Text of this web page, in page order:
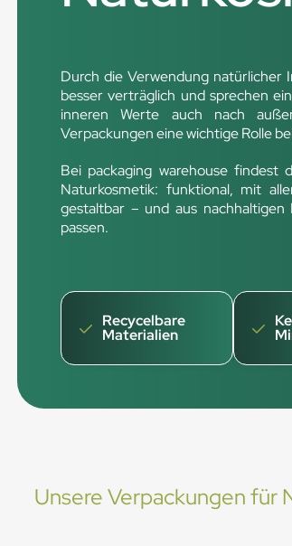
Durch die Verwendung
besser verträglich und sprechen
inneren Werte auch nach
Verpackungen eine wichtige Rolle
Bei packaging warehouse findest
Naturkosmetik: funktional, mit
gestaltbar – und aus
passen.
Recycelbare
Materialien
Unsere Verpackungen für